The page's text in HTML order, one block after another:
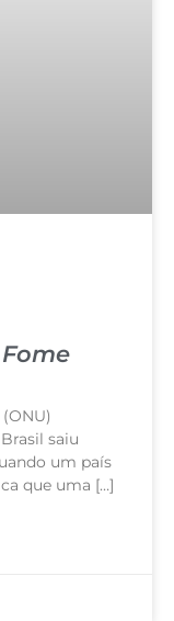
saiu
um país
que uma […]